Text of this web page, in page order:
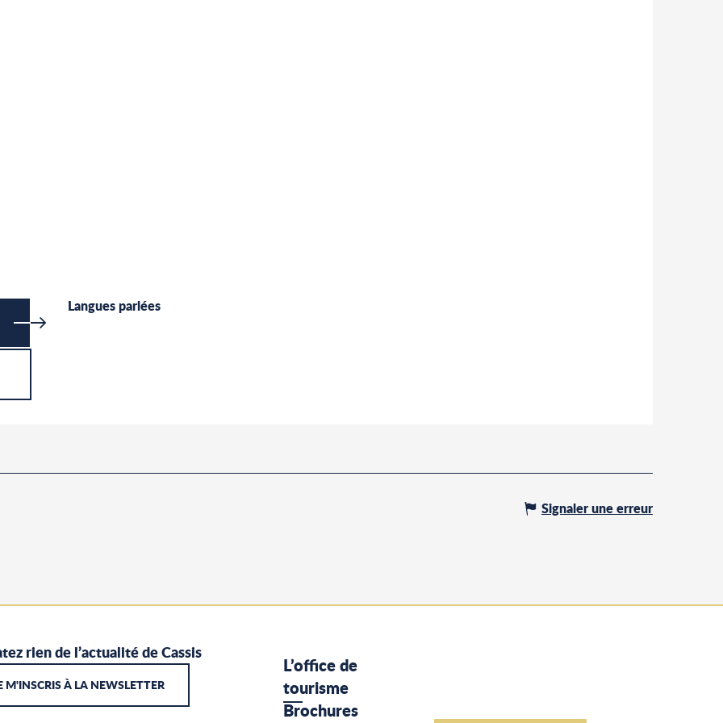
Langues parlées
Langues parlées
Signaler une erreur
rien de l’actualité de Cassis
M'INSCRIS À LA NEWSLETTER
L’office de
tourisme
Brochures